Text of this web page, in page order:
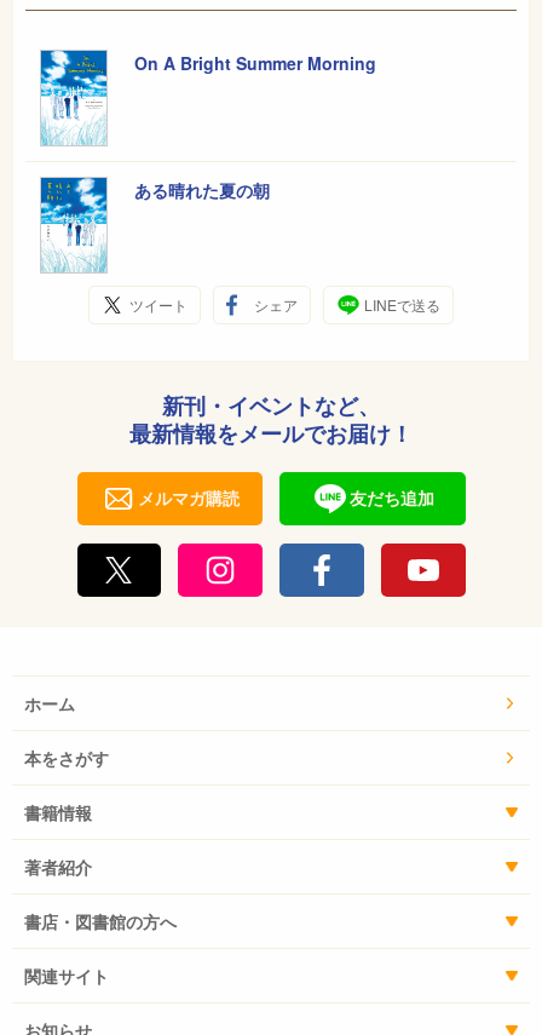
On A Bright Summer Morning
ある晴れた夏の朝
ツイート シェア LINEで送る
新刊・イベントなど、
最新情報をメールでお届け！
メルマガ購読 友だち追加
ホーム
本をさがす
書籍情報
著者紹介
書店・図書館の方へ
関連サイト
お知らせ